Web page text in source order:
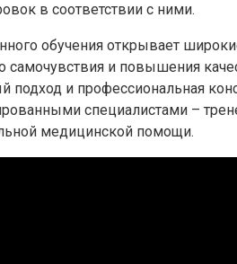
в соответствии с ними.
обучения открывает
и повышения
и профессиональная
специалистами –
медицинской помощи.